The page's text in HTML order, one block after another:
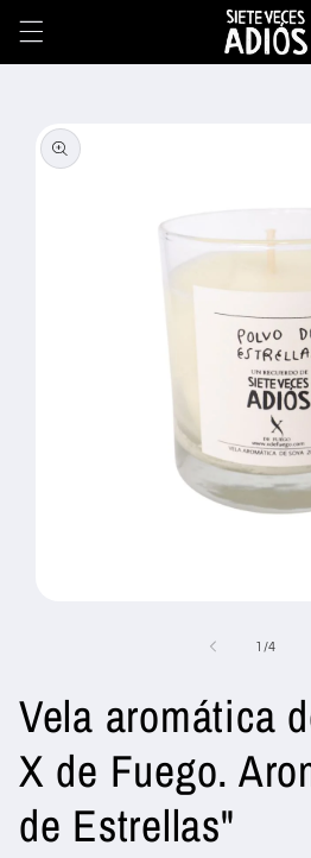
directamente
directamente
a la
información
una
ventana
modal
1 /de
4
Vela aromática
X de Fuego.
de Estrellas"